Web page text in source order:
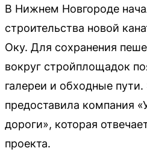
В Нижнем Новгороде
строительства новой
Оку. Для сохранения
вокруг стройплощадок
галереи и обходные
предоставила компания
дороги», которая
проекта.